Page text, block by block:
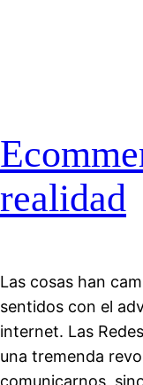
realidad
Las cosas han
sentidos con el
internet. Las
una tremenda
comunicarnos,